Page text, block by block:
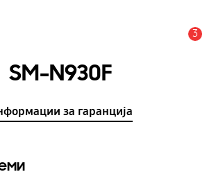
3
SM-N930F
за гаранција